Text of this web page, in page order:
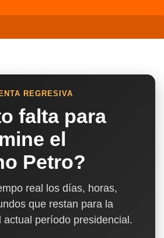
REGRESIVA
falta para
el
Petro?
real los días, horas,
que restan para la
actual período presidencial.